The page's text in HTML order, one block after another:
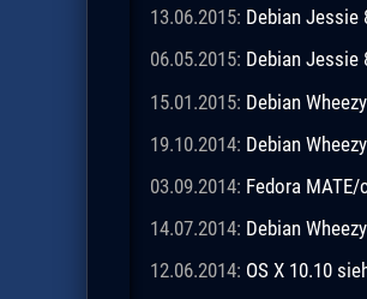
13.06.2015: Debian Jessie
06.05.2015: Debian Jessie
15.01.2015: Debian
19.10.2014: Debian
03.09.2014: Fedora
14.07.2014: Debian
12.06.2014: OS X 10.10